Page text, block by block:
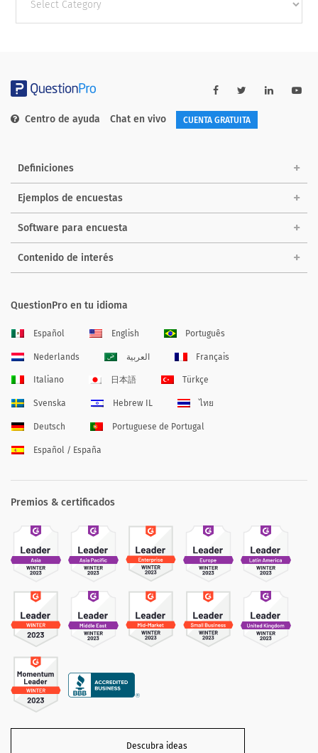
categories
Centro de ayuda Chat en vivo CUENTA GRATUITA
Definiciones
Ejemplos de encuestas
Software para encuesta
Contenido de interés
QuestionPro en tu idioma
Español English Português
Nederlands العربية Français
Italiano 日本語 Türkçe
Svenska Hebrew IL ไทย
Deutsch Portuguese de Portugal
Español / España
Premios & certificados
Descubra ideas